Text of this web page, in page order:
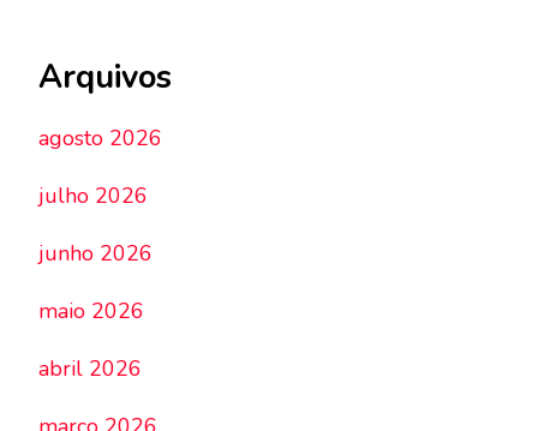
Arquivos
agosto 2026
julho 2026
junho 2026
maio 2026
abril 2026